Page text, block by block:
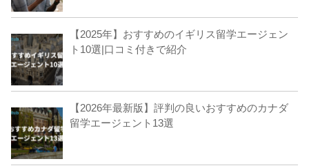
【2025年】おすすめのイギリス留学エージェン
ト10選|口コミ付きで紹介
【2026年最新版】評判の良いおすすめのカナダ
留学エージェント13選